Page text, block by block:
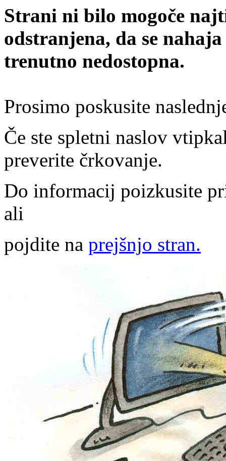
Strani ni bilo mogoče
odstranjena, da se
trenutno nedostopna.
Prosimo poskusite
Če ste spletni naslov
preverite črkovanje.
Do informacij poizkusite
ali
pojdite na prejšnjo stran.